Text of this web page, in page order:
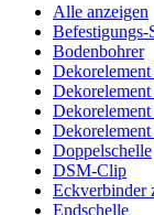
Alle anzeigen
Befestigungs-
Bodenbohrer
Doppelschelle
DSM-Clip
Eckverbinder
Endschelle